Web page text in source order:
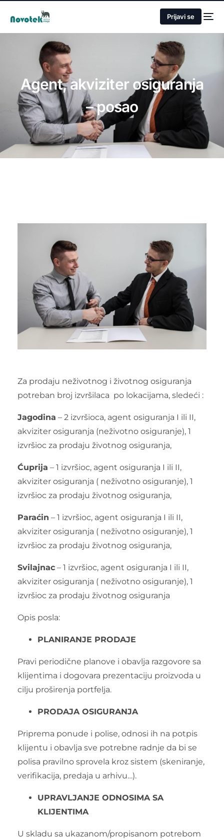
Prijavi se
Agent, akviziter osiguranja
– posao
Za prodaju neživotnog i životnog osiguranja
potreban broj izvršilaca po lokacijama, sledeći :
Jagodina – 2 izvršioca, agent osiguranja I ili II,
akviziter osiguranja (neživotno osiguranje), 1
izvršioc za prodaju životnog osiguranja,
Ćuprija – 1 izvršioc, agent osiguranja I ili II,
akviziter osiguranja ( neživotno osiguranje), 1
izvršioc za prodaju životnog osiguranja,
Paraćin – 1 izvršioc, agent osiguranja I ili II,
akviziter osiguranja ( neživotno osiguranje), 1
izvršioc za prodaju životnog osiguranja,
Svilajnac– 1 izvršioc, agent osiguranja I ili II,
akviziter osiguranja ( neživotno osiguranje), 1
izvršioc za prodaju životnog osiguranja
Opis posla:
PLANIRANJE PRODAJE
Pravi periodične planove i obavlja razgovore sa
klijentima i dogovara prezentaciju proizvoda u
cilju proširenja portfelja.
PRODAJA OSIGURANJA
Priprema ponude i polise, odnosi ih na potpis
klijentu i obavlja sve potrebne radnje da bi se
polisa pravilno sprovela kroz sistem (skeniranje,
verifikacija, predaja u arhivu…).
UPRAVLJANJE ODNOSIMA SA
KLIJENTIMA
U skladu sa ukazanom/propisanom potrebom